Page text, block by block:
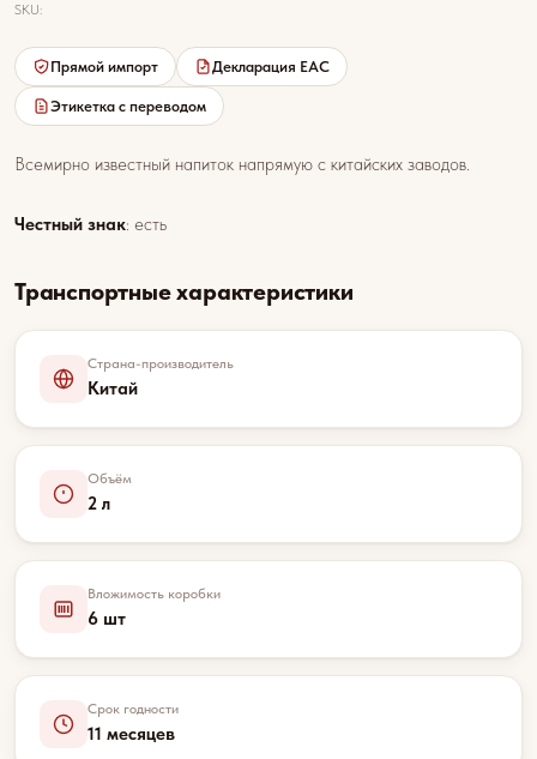
SKU:
Прямой импорт Декларация EAC
Этикетка с переводом
Всемирно известный напиток напрямую с китайских заводов.
Честный знак: есть
Транспортные характеристики
Страна-производитель
Китай
Объём
2 л
Вложимость коробки
6 шт
Срок годности
11 месяцев